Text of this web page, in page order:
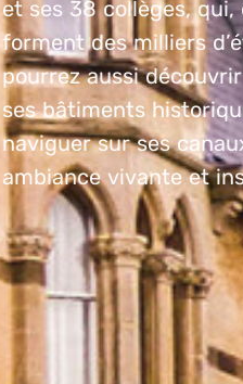
et ses 38 collèges, qui,
forment des milliers
pourrez aussi
ses bâtiments
naviguer sur ses
ambiance vivante et